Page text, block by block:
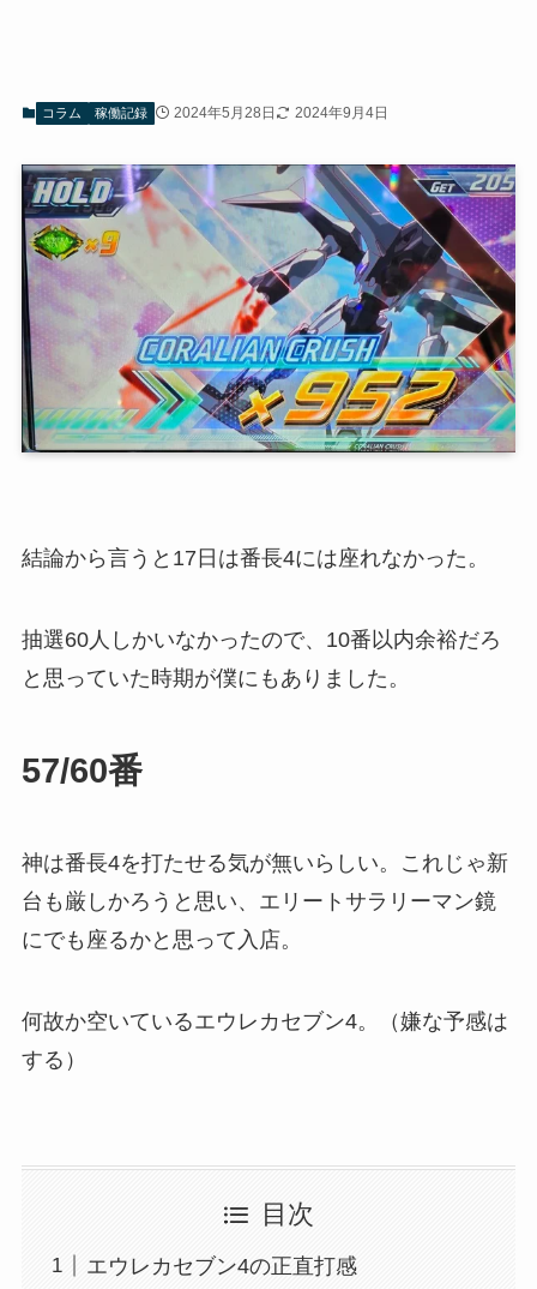
コラム 稼働記録 2024年5月28日 2024年9月4日
結論から言うと17日は番長4には座れなかった。
抽選60人しかいなかったので、10番以内余裕だろ
と思っていた時期が僕にもありました。
57/60番
神は番長4を打たせる気が無いらしい。
これじゃ新
台も厳しかろうと思い、エリートサラリーマン鏡
にでも座るかと思って入店。
何故か空いているエウレカセブン4。（嫌な予感は
する）
目次
エウレカセブン4の正直打感